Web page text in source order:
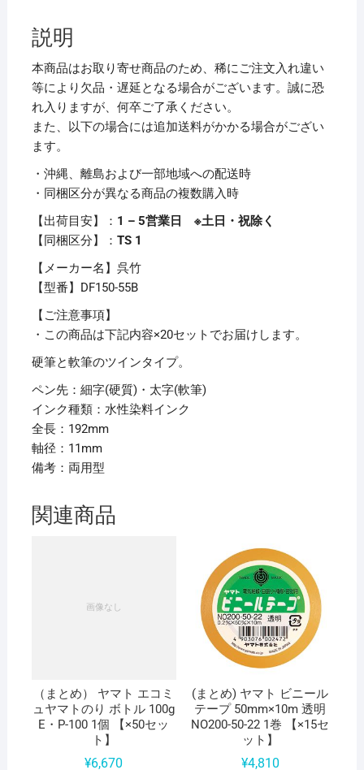
55
号
DF150-
55B
本
【×20
セ
ッ
ト】
個
説明
本商品はお取り寄せ商品のため、稀にご注文入れ違い
等により欠品・遅延となる場合がございます。誠に恐
れ入りますが、何卒ご了承ください。
また、以下の場合には追加送料がかかる場合がござい
ます。
・沖縄、離島および一部地域への配送時
・同梱区分が異なる商品の複数購入時
【出荷目安】： 1 – 5営業日 ※土日・祝除く
【同梱区分】： TS 1
【メーカー名】呉竹
【型番】DF150-55B
【ご注意事項】
・この商品は下記内容×20セットでお届けします。
硬筆と軟筆のツインタイプ。
ペン先：細字(硬質)・太字(軟筆)
インク種類：水性染料インク
全長：192mm
軸径：11mm
備考：両用型
関連商品
（まとめ） ヤマト エコミ
ュヤマトのり ボトル 100g
E・P-100 1個 【×50セッ
ト】
¥6,670
(まとめ) ヤマト ビニール
テープ 50mm×10m 透明
NO200-50-22 1巻 【×15セ
ット】
¥4,810